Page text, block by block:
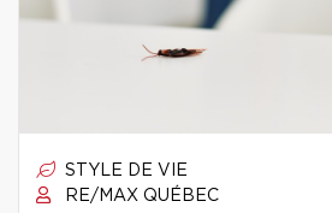
STYLE DE VIE
RE/MAX QUÉBEC